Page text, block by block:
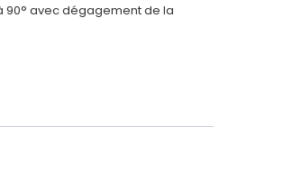
90° avec dégagement de la